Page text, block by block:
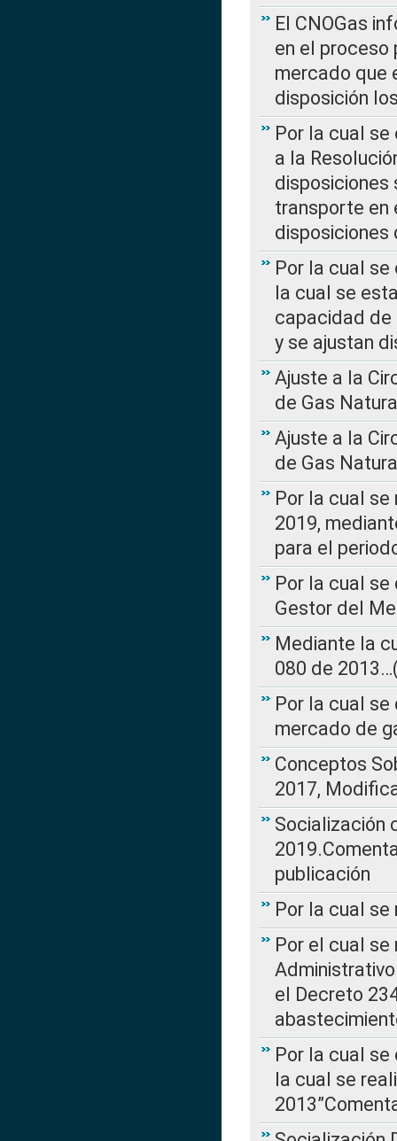
El CNOGas
en el
mercado que
disposición
Por la cual se
a la
disposiciones
transporte en
disposiciones
Por la cual se
la cual se
capacidad de
y se ajustan
Ajuste a la
de Gas
Ajuste a la
de Gas
Por la cual se
2019,
para el
Por la cual
Gestor del
Mediante la
080 de
Por la cual
mercado de
Conceptos
2017,
Socialización
publicación
Por la cual se
Por el cual
el Decreto
Por la cual se
la cual se